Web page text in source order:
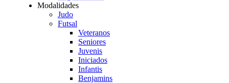
Modalidades
Judo
Futsal
Veteranos
Seniores
Juvenis
Iniciados
Infantis
Benjamins